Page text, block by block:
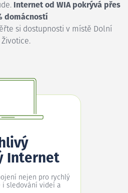
Internet od WIA pokrývá přes
domácností
si dostupnosti v místě Dolní
Životice.
Internet
nejen pro rychlý
i sledování videí a